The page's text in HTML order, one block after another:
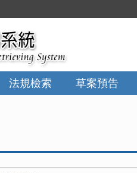
法規檢索 草案預告